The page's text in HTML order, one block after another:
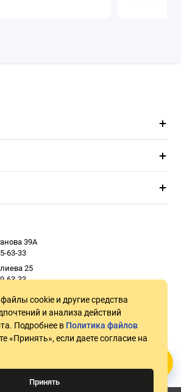
cookie и другие средства
и анализа действий
Подробнее в Политика файлов
«Принять», если даете согласие на
Принять
39А
63-33
25
63-33
9:00 - 18:00 СБ 10:00 - 17:00 Воскресенье -